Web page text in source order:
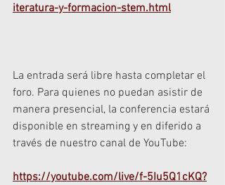
iteratura-y-formacion-stem.html
La entrada será libre hasta completar el
foro. Para quienes no puedan asistir de
manera presencial, la conferencia estará
disponible en streaming y en diferido a
través de nuestro canal de YouTube:
https://youtube.com/live/f-5Iu5Q1cKQ?